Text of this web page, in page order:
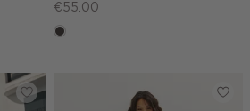
€55.00
choco